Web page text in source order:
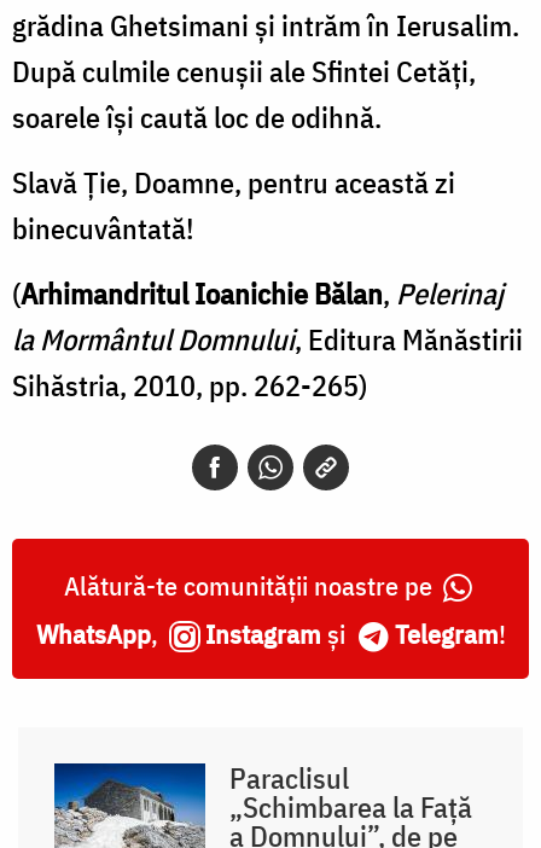
grădina Ghetsimani și intrăm în Ierusalim.
După culmile cenușii ale Sfintei Cetăți,
soarele își caută loc de odihnă.
Slavă Ție, Doamne, pentru această zi
binecuvântată!
(Arhimandritul Ioanichie Bălan, Pelerinaj
la Mormântul Domnului, Editura Mănăstirii
Sihăstria, 2010, pp. 262-265)
Alătură-te comunității noastre pe
WhatsApp, Instagram și Telegram!
Paraclisul
„Schimbarea la Față
a Domnului”, de pe